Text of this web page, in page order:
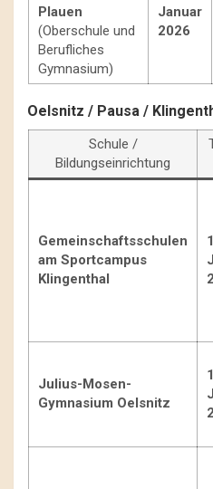
Plauen
(Oberschule und
Berufliches
Gymnasium)
Januar
2026
Oelsnitz / Pausa /
Schule /
Bildungseinrichtung
Gemeinschaftsschulen
am Sportcampus
Klingenthal
Julius-Mosen-
Gymnasium Oelsnitz